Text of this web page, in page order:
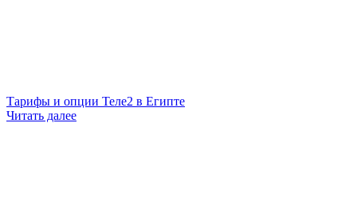
Тарифы и опции Теле2 в Египте
Читать далее